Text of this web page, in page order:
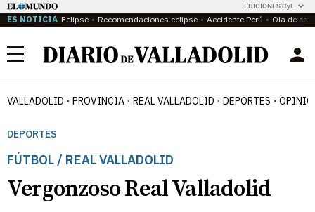
EDICIONES CyL
ES NOTICIA Eclipse Recomendaciones eclipse Accidente Perú Ola de
Menú
VALLADOLID PROVINCIA REAL VALLADOLID DEPORTES
DEPORTES
FÚTBOL / REAL VALLADOLID
Vergonzoso Real Valladolid